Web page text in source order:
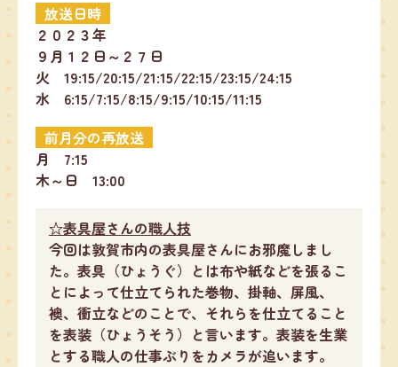
放送日時
２０２３年
９月１２日～２７日
火 19:15/20:15/21:15/22:15/23:15/24:15
水 6:15/7:15/8:15/9:15/10:15/11:15
前月分の再放送
月 7:15
木～日 13:00
☆表具屋さんの職人技
今回は敦賀市内の表具屋さんにお邪魔しまし
た。表具（ひょうぐ）とは布や紙などを張るこ
とによって仕立てられた巻物、掛軸、屏風、
襖、衝立などのことで、それらを仕立てること
を表装（ひょうそう）と言います。表装を生業
とする職人の仕事ぶりをカメラが追います。